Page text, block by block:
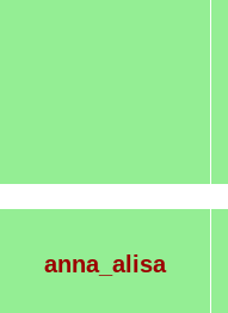
anna_alisa